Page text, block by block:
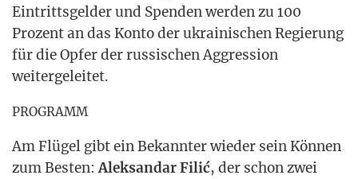
Ein­tritts­gel­der und Spen­den wer­den zu 100
Pro­zent an das Kon­to der ukrai­ni­schen Regie­rung
für die Opfer der rus­si­schen Aggres­si­on
weitergeleitet.
PROGRAMM
Am Flü­gel gibt ein Bekann­ter wie­der sein Kön­nen
zum Bes­ten:Alek­sand­ar Filić, der schon zwei